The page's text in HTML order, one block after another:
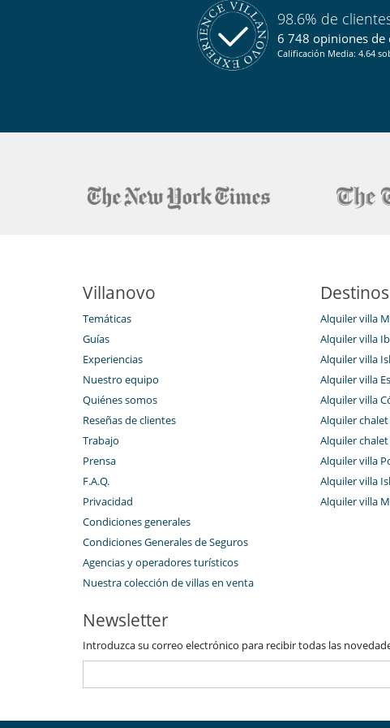
Para sus comidas
98.6% de
6 748 opiniones de
Calificación Media: 4.64
Villanovo
Temáticas
Guías
Experiencias
Nuestro equipo
Quiénes somos
Reseñas de clientes
Trabajo
Prensa
F.A.Q.
Privacidad
Condiciones generales
Condiciones Generales de Seguros
Agencias y operadores turísticos
Nuestra colección de villas en venta
Alquiler villa
Alquiler villa
Alquiler villa
Alquiler villa
Alquiler villa
Alquiler
Alquiler
Alquiler villa
Alquiler villa
Alquiler villa
Newsletter
Introduzca su correo electrónico para recibir todas las